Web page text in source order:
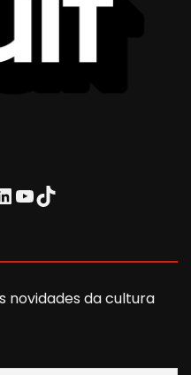
Youtube
TikTok
novidades da cultura